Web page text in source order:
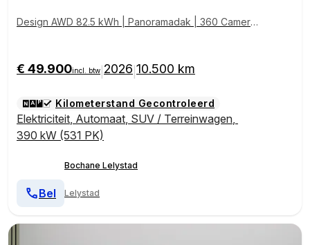
Design AWD 82.5 kWh | Panoramadak | 360 Camera
€ 49.900incl. btw 2026 10.500 km
Kilometerstand Gecontroleerd
Elektriciteit, Automaat, SUV / Terreinwagen,
390 kW (531 PK)
Bochane Lelystad
Lelystad
Bel